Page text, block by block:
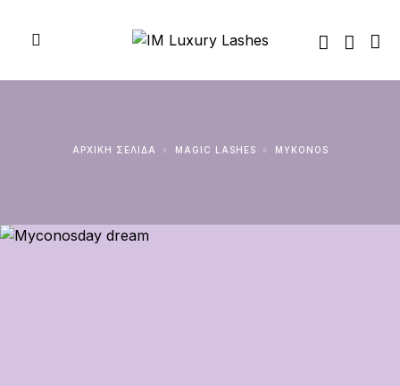
ΑΡΧΙΚΉ ΣΕΛΊΔΑ MAGIC LASHES MYKONOS